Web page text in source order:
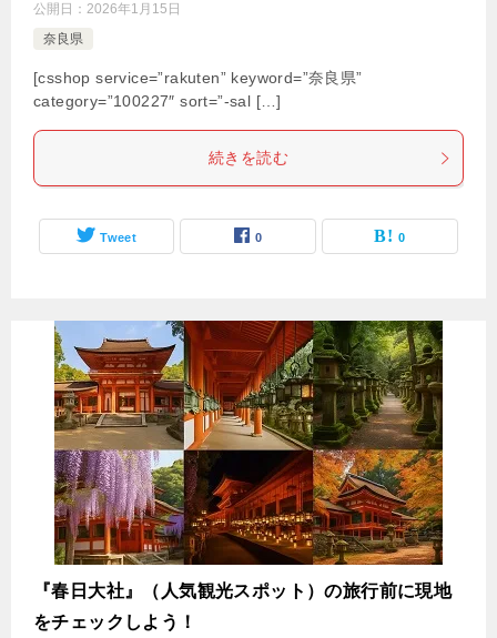
公開日： 2026年1月15日
奈良県
[csshop service=”rakuten” keyword=”奈良県”
category=”100227″ sort=”-sal […]
続きを読む
Tweet 0 0
『春日大社』（人気観光スポット）の旅行前に現地
をチェックしよう！